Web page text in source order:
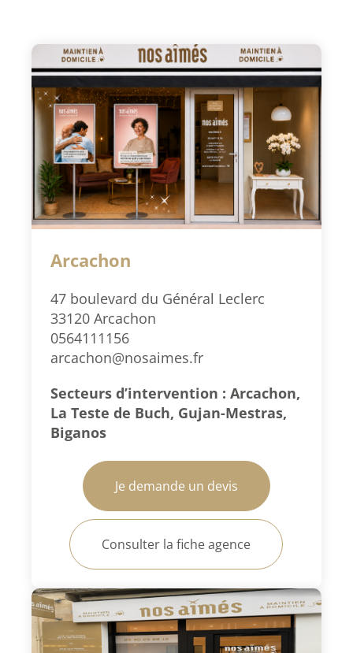
Arcachon
47 boulevard du Général Leclerc
33120 Arcachon
0564111156
arcachon@nosaimes.fr
Secteurs d’intervention : Arcachon,
La Teste de Buch, Gujan-Mestras,
Biganos
Je demande un devis
Consulter la fiche agence